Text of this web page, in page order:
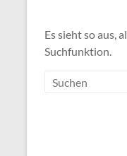
Es sieht so aus,
Suchfunktion.